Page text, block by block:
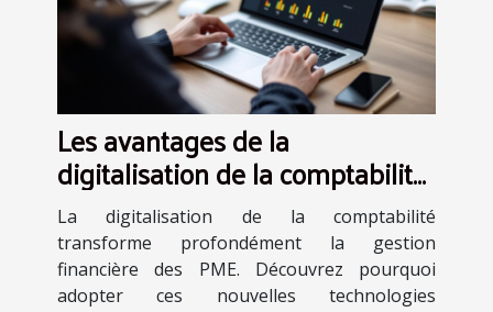
Les avantages de la
digitalisation de la comptabilité
pour les PME
La digitalisation de la comptabilité
transforme profondément la gestion
financière des PME. Découvrez pourquoi
adopter ces nouvelles technologies